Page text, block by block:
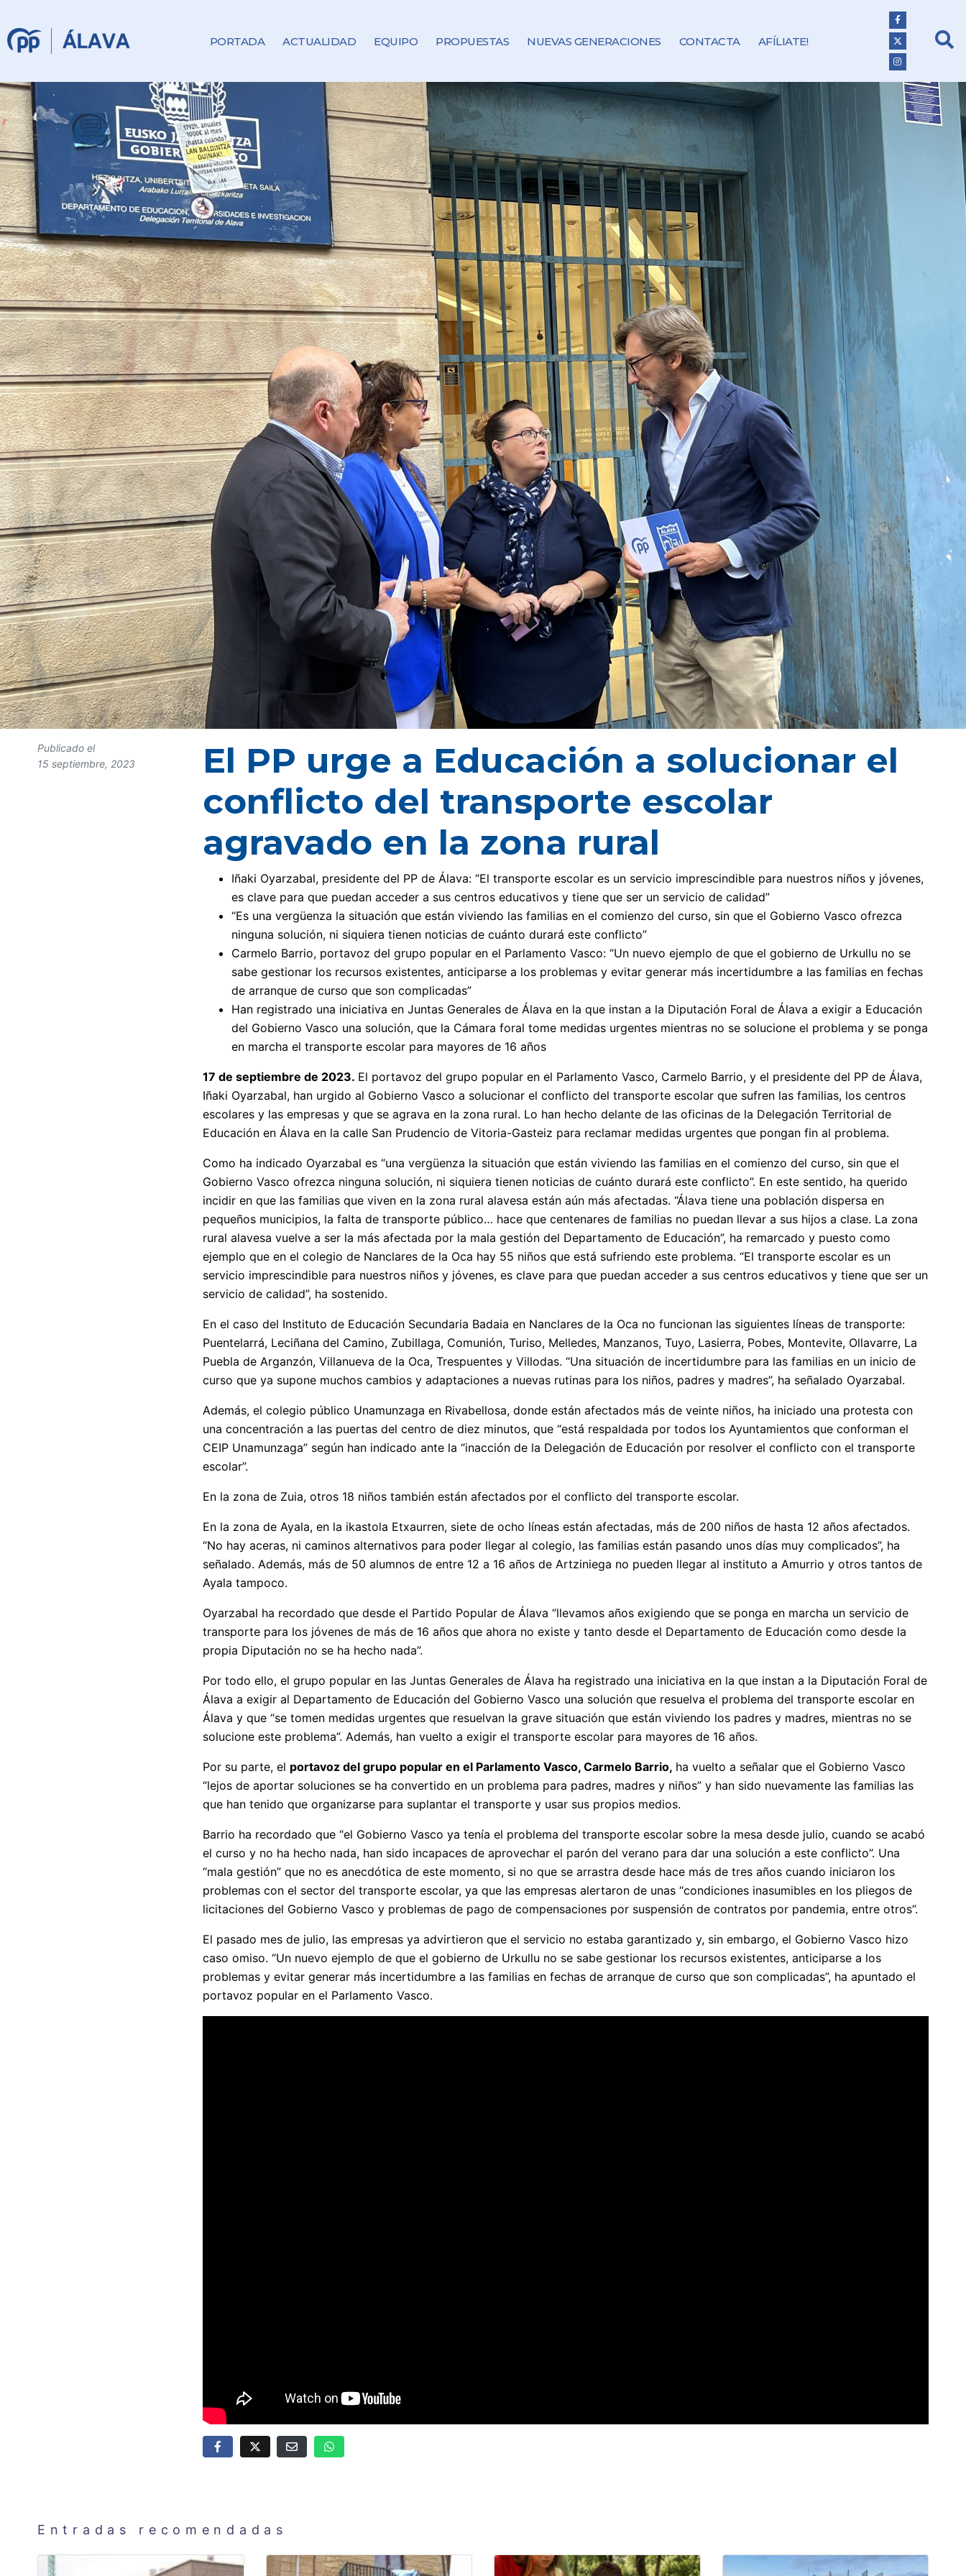
PORTADA ACTUALIDAD EQUIPO PROPUESTAS NUEVAS GENERACIONES CONTACTA AFÍLIATE!
Publicado el
15 septiembre, 2023
El PP urge a Educación a solucionar el
conflicto del transporte escolar
agravado en la zona rural
Iñaki Oyarzabal, presidente del PP de Álava: “El transporte escolar es un servicio imprescindible para nuestros niños y jóvenes,
es clave para que puedan acceder a sus centros educativos y tiene que ser un servicio de calidad”
“Es una vergüenza la situación que están viviendo las familias en el comienzo del curso, sin que el Gobierno Vasco ofrezca
ninguna solución, ni siquiera tienen noticias de cuánto durará este conflicto”
Carmelo Barrio, portavoz del grupo popular en el Parlamento Vasco: “Un nuevo ejemplo de que el gobierno de Urkullu no se
sabe gestionar los recursos existentes, anticiparse a los problemas y evitar generar más incertidumbre a las familias en fechas
de arranque de curso que son complicadas”
Han registrado una iniciativa en Juntas Generales de Álava en la que instan a la Diputación Foral de Álava a exigir a Educación
del Gobierno Vasco una solución, que la Cámara foral tome medidas urgentes mientras no se solucione el problema y se ponga
en marcha el transporte escolar para mayores de 16 años
17 de septiembre de 2023. El portavoz del grupo popular en el Parlamento Vasco, Carmelo Barrio, y el presidente del PP de Álava,
Iñaki Oyarzabal, han urgido al Gobierno Vasco a solucionar el conflicto del transporte escolar que sufren las familias, los centros
escolares y las empresas y que se agrava en la zona rural. Lo han hecho delante de las oficinas de la Delegación Territorial de
Educación en Álava en la calle San Prudencio de Vitoria-Gasteiz para reclamar medidas urgentes que pongan fin al problema.
Como ha indicado Oyarzabal es “una vergüenza la situación que están viviendo las familias en el comienzo del curso, sin que el
Gobierno Vasco ofrezca ninguna solución, ni siquiera tienen noticias de cuánto durará este conflicto”. En este sentido, ha querido
incidir en que las familias que viven en la zona rural alavesa están aún más afectadas. “Álava tiene una población dispersa en
pequeños municipios, la falta de transporte público… hace que centenares de familias no puedan llevar a sus hijos a clase. La zona
rural alavesa vuelve a ser la más afectada por la mala gestión del Departamento de Educación”, ha remarcado y puesto como
ejemplo que en el colegio de Nanclares de la Oca hay 55 niños que está sufriendo este problema. “El transporte escolar es un
servicio imprescindible para nuestros niños y jóvenes, es clave para que puedan acceder a sus centros educativos y tiene que ser un
servicio de calidad”, ha sostenido.
En el caso del Instituto de Educación Secundaria Badaia en Nanclares de la Oca no funcionan las siguientes líneas de transporte:
Puentelarrá, Leciñana del Camino, Zubillaga, Comunión, Turiso, Melledes, Manzanos, Tuyo, Lasierra, Pobes, Montevite, Ollavarre, La
Puebla de Arganzón, Villanueva de la Oca, Trespuentes y Villodas. “Una situación de incertidumbre para las familias en un inicio de
curso que ya supone muchos cambios y adaptaciones a nuevas rutinas para los niños, padres y madres”, ha señalado Oyarzabal.
Además, el colegio público Unamunzaga en Rivabellosa, donde están afectados más de veinte niños, ha iniciado una protesta con
una concentración a las puertas del centro de diez minutos, que “está respaldada por todos los Ayuntamientos que conforman el
CEIP Unamunzaga” según han indicado ante la “inacción de la Delegación de Educación por resolver el conflicto con el transporte
escolar”.
En la zona de Zuia, otros 18 niños también están afectados por el conflicto del transporte escolar.
En la zona de Ayala, en la ikastola Etxaurren, siete de ocho líneas están afectadas, más de 200 niños de hasta 12 años afectados.
“No hay aceras, ni caminos alternativos para poder llegar al colegio, las familias están pasando unos días muy complicados”, ha
señalado. Además, más de 50 alumnos de entre 12 a 16 años de Artziniega no pueden llegar al instituto a Amurrio y otros tantos de
Ayala tampoco.
Oyarzabal ha recordado que desde el Partido Popular de Álava “llevamos años exigiendo que se ponga en marcha un servicio de
transporte para los jóvenes de más de 16 años que ahora no existe y tanto desde el Departamento de Educación como desde la
propia Diputación no se ha hecho nada”.
Por todo ello, el grupo popular en las Juntas Generales de Álava ha registrado una iniciativa en la que instan a la Diputación Foral de
Álava a exigir al Departamento de Educación del Gobierno Vasco una solución que resuelva el problema del transporte escolar en
Álava y que “se tomen medidas urgentes que resuelvan la grave situación que están viviendo los padres y madres, mientras no se
solucione este problema”. Además, han vuelto a exigir el transporte escolar para mayores de 16 años.
Por su parte, el portavoz del grupo popular en el Parlamento Vasco, Carmelo Barrio, ha vuelto a señalar que el Gobierno Vasco
“lejos de aportar soluciones se ha convertido en un problema para padres, madres y niños” y han sido nuevamente las familias las
que han tenido que organizarse para suplantar el transporte y usar sus propios medios.
Barrio ha recordado que “el Gobierno Vasco ya tenía el problema del transporte escolar sobre la mesa desde julio, cuando se acabó
el curso y no ha hecho nada, han sido incapaces de aprovechar el parón del verano para dar una solución a este conflicto”. Una
“mala gestión” que no es anecdótica de este momento, si no que se arrastra desde hace más de tres años cuando iniciaron los
problemas con el sector del transporte escolar, ya que las empresas alertaron de unas “condiciones inasumibles en los pliegos de
licitaciones del Gobierno Vasco y problemas de pago de compensaciones por suspensión de contratos por pandemia, entre otros”.
El pasado mes de julio, las empresas ya advirtieron que el servicio no estaba garantizado y, sin embargo, el Gobierno Vasco hizo
caso omiso. “Un nuevo ejemplo de que el gobierno de Urkullu no se sabe gestionar los recursos existentes, anticiparse a los
problemas y evitar generar más incertidumbre a las familias en fechas de arranque de curso que son complicadas”, ha apuntado el
portavoz popular en el Parlamento Vasco.
Entradas recomendadas